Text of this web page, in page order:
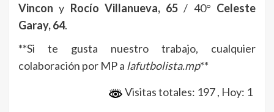
Vincony Rocío Villanueva, 65 / 40° Celeste
Garay, 64.
**Si te gusta nuestro trabajo, cualquier
colaboración por MP a lafutbolista.mp**
Visitas totales: 197, Hoy: 1